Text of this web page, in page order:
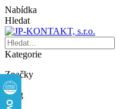
Nabídka
Hledat
Kategorie
Značky
Blog